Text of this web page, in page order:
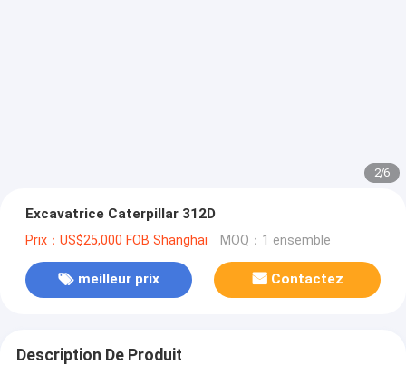
2/6
Excavatrice Caterpillar 312D
Prix：US$25,000 FOB Shanghai MOQ：1 ensemble
meilleur prix Contactez
Description De Produit